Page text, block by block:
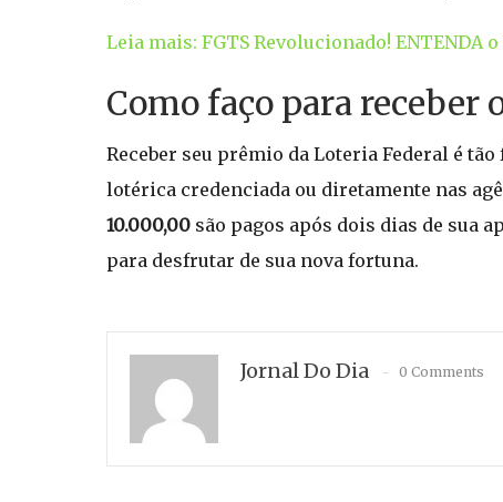
Leia mais: FGTS Revolucionado! ENTENDA
Como faço para receber
Receber seu prêmio da Loteria Federal é
lotérica credenciada ou diretamente nas
10.000,00 são pagos após dois dias de sua
para desfrutar de sua nova fortuna.
Jornal Do Dia 0 Comments